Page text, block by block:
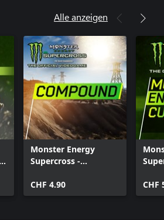
Alle anzeigen
Monster Energy
Supercross -
CHF 4.90
CHF